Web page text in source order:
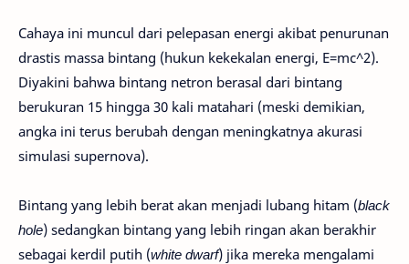
Cahaya ini muncul dari pelepasan energi akibat penurunan
drastis massa bintang (hukun kekekalan energi, E=mc^2).
Diyakini bahwa bintang netron berasal dari bintang
berukuran 15 hingga 30 kali matahari (meski demikian,
angka ini terus berubah dengan meningkatnya akurasi
simulasi supernova).
Bintang yang lebih berat akan menjadi lubang hitam (black
hole) sedangkan bintang yang lebih ringan akan berakhir
sebagai kerdil putih (white dwarf) jika mereka mengalami